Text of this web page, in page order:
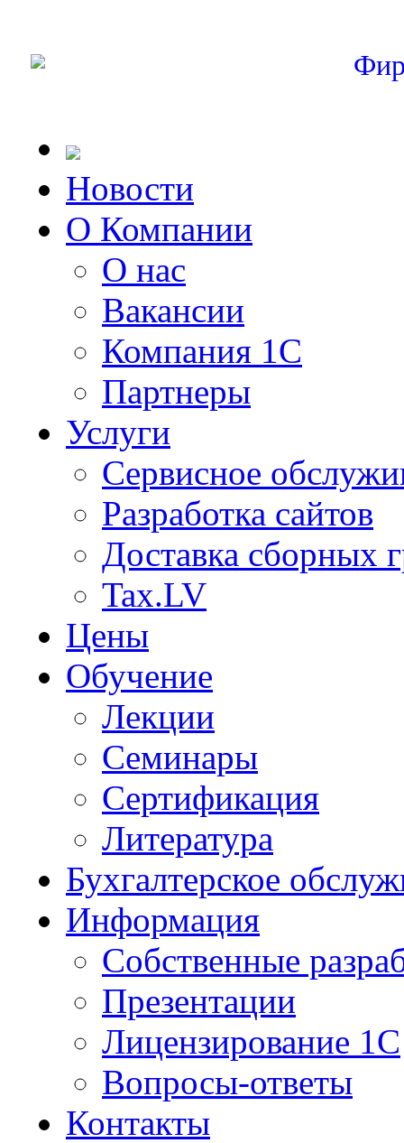
Новости
О Компании
О нас
Вакансии
Компания 1С
Партнеры
Услуги
Сервисное
Разработка сайтов
Доставка сборных
Tax.LV
Цены
Обучение
Лекции
Семинары
Сертификация
Литература
Бухгалтерское
Информация
Собственные
Презентации
Лицензирование 1С
Вопросы-ответы
Контакты